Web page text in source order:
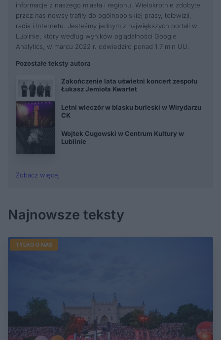
informacje z naszego miasta i regionu. Wielokrotnie zdobyte
przez nas newsy trafiły do ogólnopolskiej prasy, telewizji,
radia i Internetu. Jesteśmy jednym z największych portali w
Lublinie, który według wyników oglądalności Google
Analytics, w marcu 2022 r. odwiedziło ponad 1,7 mln UU.
Pozostałe teksty autora
Zakończenie lata uświetni koncert zespołu
Łukasz Jemioła Kwartet
Letni wieczór w blasku burleski w Wirydarzu
CK
Wojtek Cugowski w Centrum Kultury w
Lublinie
Zobacz więcej
Najnowsze teksty
TYLKO U NAS